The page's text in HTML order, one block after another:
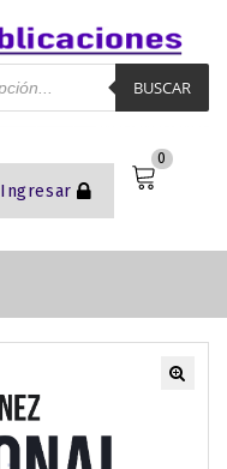
Ingresar
0
BUSCAR